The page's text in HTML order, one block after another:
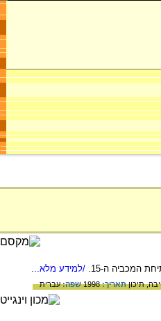
/למידע מלא...
תיכוןתאריך:1998 שפה:עברית